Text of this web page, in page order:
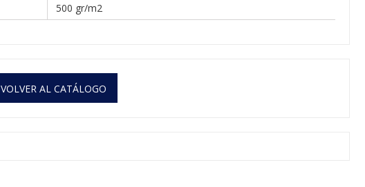
500 gr/m2
VOLVER AL CATÁLOGO